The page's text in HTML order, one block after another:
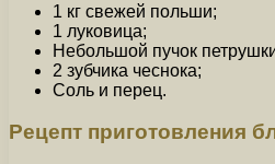
1 кг свежей польши;
1 луковица;
Небольшой пучок
2 зубчика чеснока;
Соль и перец.
Рецепт приготовления